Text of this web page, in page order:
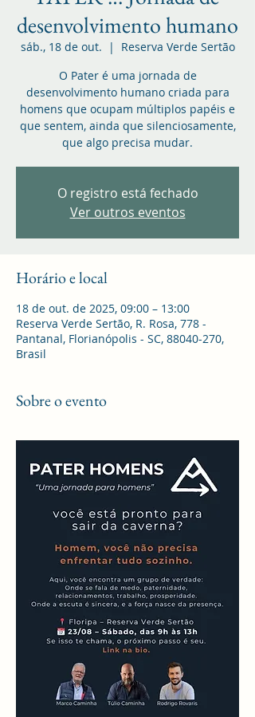
desenvolvimento humano
sáb., 18 de out.
  |
Reserva Verde Sertão
O Pater é uma jornada de
desenvolvimento humano criada para
homens que ocupam múltiplos papéis e
que sentem, ainda que silenciosamente,
que algo precisa mudar.
O registro está fechado
Ver outros eventos
Horário e local
18 de out. de 2025, 09:00 – 13:00
Reserva Verde Sertão, R. Rosa, 778 -
Pantanal, Florianópolis - SC, 88040-270,
Brasil
Sobre o evento